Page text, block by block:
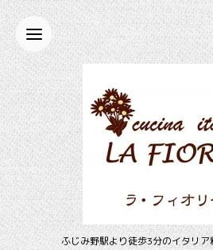
ふじみ野駅より徒歩3分のイタリ